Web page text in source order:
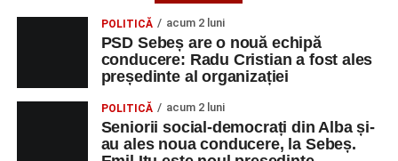
ține loc de caracter, de omenie. Voi păstra gândul ferm că
omul sfințește locul.”(Prof. Ciobanu Crenguța Vasilica)
„O mare familie, o comunitate pentru trup, minte și suflet,
un mod de a lua o gură de aer într-un bombardament
informatic, mediatic și psihologic.”
POLITICĂ acum 2 luni
PSD Sebeș are o nouă echipă
conducere: Radu Cristian a fost ales
președinte al organizației
POLITICĂ acum 2 luni
Seniorii social-democrați din Alba și-
au ales noua conducere, la Sebeș.